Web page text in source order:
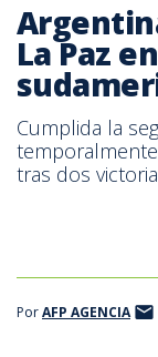
La Paz
Cumplida la
tras dos
PorAFP AGENCIA